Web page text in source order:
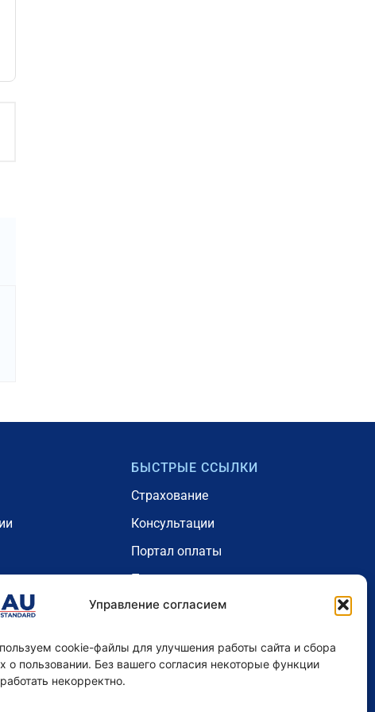
Управление согласием
cookie-файлы для улучшения работы сайта и сбора
о пользовании. Без вашего согласия некоторые функции
некорректно.
БЫСТРЫЕ ССЫЛКИ
Страхование
Консультации
Портал оплаты
Проживание
Блог